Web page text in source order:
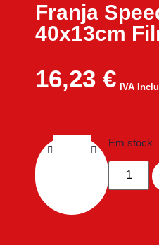
Franja
40x13cm
16,23 € IVA
Em stock